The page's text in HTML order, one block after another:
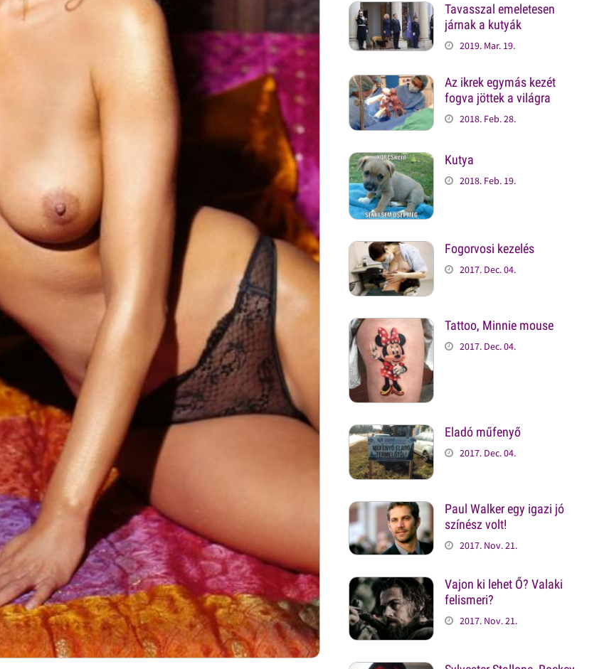
Tavasszal emeletesen
járnak a kutyák
2019. Mar. 19.
Az ikrek egymás kezét
fogva jöttek a világra
2018. Feb. 28.
Kutya
2018. Feb. 19.
Fogorvosi kezelés
2017. Dec. 04.
Tattoo, Minnie mouse
2017. Dec. 04.
Eladó műfenyő
2017. Dec. 04.
Paul Walker egy igazi jó
színész volt!
2017. Nov. 21.
Vajon ki lehet Ő? Valaki
felismeri?
2017. Nov. 21.